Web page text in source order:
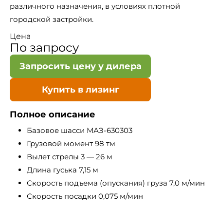
различного назначения, в условиях плотной
городской застройки.
Цена
По запросу
Запросить цену у дилера
Купить в лизинг
Полное описание
Базовое шасси МАЗ-630303
Грузовой момент 98 тм
Вылет стрелы 3 — 26 м
Длина гуська 7,15 м
Скорость подъема (опускания) груза 7,0 м/мин
Скорость посадки 0,075 м/мин